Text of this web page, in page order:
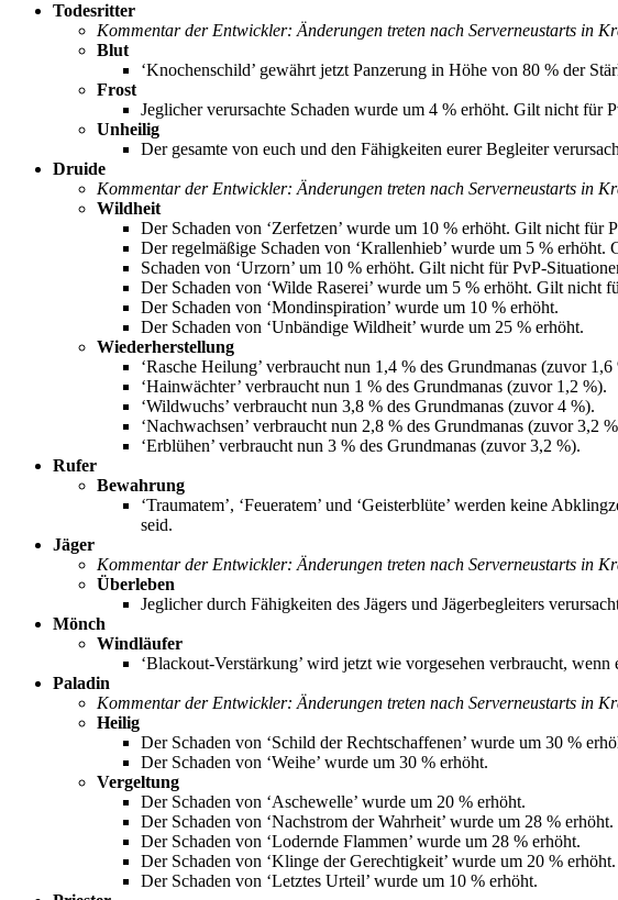
Todesritter
Kommentar der Entwickler: Änderungen treten nach Serverneustarts in
Blut
‘Knochenschild’ gewährt jetzt Panzerung in Höhe von 80 % der
Frost
Jeglicher verursachte Schaden wurde um 4 % erhöht. Gilt nicht für
Unheilig
Der gesamte von euch und den Fähigkeiten eurer Begleiter
Druide
Kommentar der Entwickler: Änderungen treten nach Serverneustarts in
Wildheit
Der Schaden von ‘Zerfetzen’ wurde um 10 % erhöht. Gilt nicht für
Der regelmäßige Schaden von ‘Krallenhieb’ wurde um 5 %
Schaden von ‘Urzorn’ um 10 % erhöht. Gilt nicht für PvP-
Der Schaden von ‘Wilde Raserei’ wurde um 5 % erhöht. Gilt nicht
Der Schaden von ‘Mondinspiration’ wurde um 10 % erhöht.
Der Schaden von ‘Unbändige Wildheit’ wurde um 25 % erhöht.
Wiederherstellung
‘Rasche Heilung’ verbraucht nun 1,4 % des Grundmanas (zuvor 1,6
‘Hainwächter’ verbraucht nun 1 % des Grundmanas (zuvor 1,2 %).
‘Wildwuchs’ verbraucht nun 3,8 % des Grundmanas (zuvor 4 %).
‘Nachwachsen’ verbraucht nun 2,8 % des Grundmanas (zuvor 3,2
‘Erblühen’ verbraucht nun 3 % des Grundmanas (zuvor 3,2 %).
Rufer
Bewahrung
‘Traumatem’, ‘Feueratem’ und ‘Geisterblüte’ werden keine
seid.
Jäger
Kommentar der Entwickler: Änderungen treten nach Serverneustarts in
Überleben
Jeglicher durch Fähigkeiten des Jägers und Jägerbegleiters
Mönch
Windläufer
‘Blackout-Verstärkung’ wird jetzt wie vorgesehen verbraucht,
Paladin
Kommentar der Entwickler: Änderungen treten nach Serverneustarts in
Heilig
Der Schaden von ‘Schild der Rechtschaffenen’ wurde um 30 %
Der Schaden von ‘Weihe’ wurde um 30 % erhöht.
Vergeltung
Der Schaden von ‘Aschewelle’ wurde um 20 % erhöht.
Der Schaden von ‘Nachstrom der Wahrheit’ wurde um 28 % erhöht.
Der Schaden von ‘Lodernde Flammen’ wurde um 28 % erhöht.
Der Schaden von ‘Klinge der Gerechtigkeit’ wurde um 20 % erhöht.
Der Schaden von ‘Letztes Urteil’ wurde um 10 % erhöht.